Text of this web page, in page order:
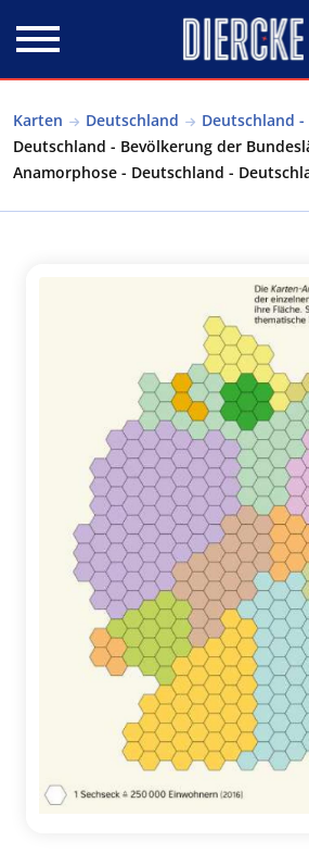
Karten Deutschland
Deutschland
Deutschland - Bevölkerung der
Anamorphose - Deutschland -